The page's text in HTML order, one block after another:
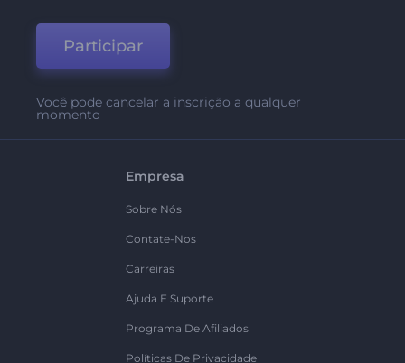
Participar
Você pode cancelar a inscrição a qualquer
momento
Empresa
Sobre Nós
Contate-Nos
Carreiras
Ajuda E Suporte
Programa De Afiliados
Políticas De Privacidade